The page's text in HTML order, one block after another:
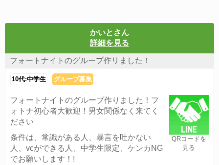
かいとさん
詳細を見る
フォートナイトのグループ作リました！
10代:中学生 グループ募集
QRコードを
見る
フォートナイトのグループ作りました！フ
ォトナ初心者大歓迎！男女関係なく来てく
ださい
条件は、常識がある人、暴言を吐かない
人、vcができる人、中学生限定、ケンカNG
でお願いします！!